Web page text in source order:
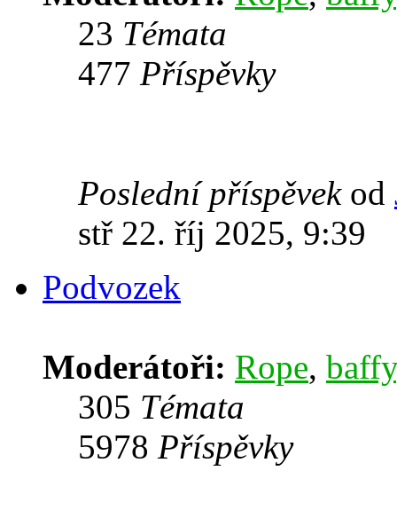
23 Témata
477 Příspěvky
Poslední příspěvekod
stř 22. říj 2025, 9:39
Podvozek
Moderátoři: Rope, baffy
305 Témata
5978 Příspěvky